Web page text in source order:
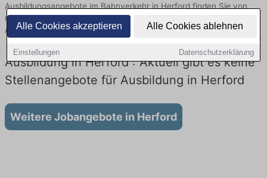
Alle Cookies akzeptieren Alle Cookies ablehnen
Einstellungen Datenschutzerklärung
Ausbildungsangebote im Bahnverkehr in Herford finden Sie von
namhaften Firmen. Entdecken Sie freie Optionen von Top-
Arbeitgebern und bewerben Sie sich noch heute.
Ausbildung in Herford : Aktuell gibt es keine
Stellenangebote für Ausbildung in Herford
Weitere Jobangebote in Herford